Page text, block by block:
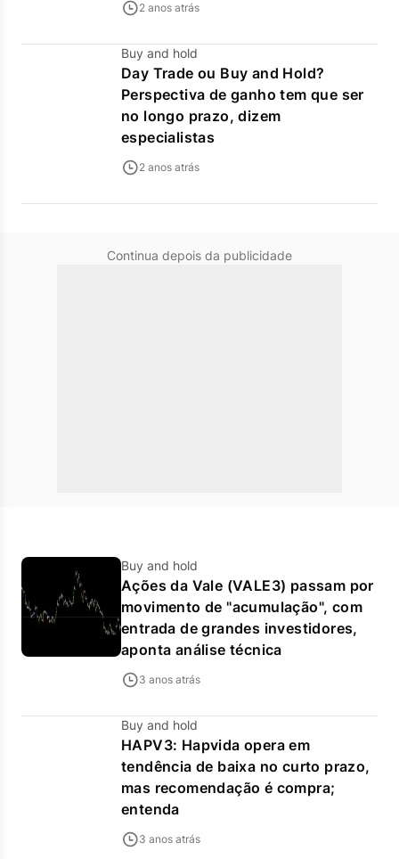
2 anos atrás
Buy and hold
Day Trade ou Buy and Hold?
Perspectiva de ganho tem que ser
no longo prazo, dizem
especialistas
2 anos atrás
Continua depois da publicidade
Buy and hold
Ações da Vale (VALE3) passam por
movimento de "acumulação", com
entrada de grandes investidores,
aponta análise técnica
3 anos atrás
Buy and hold
HAPV3: Hapvida opera em
tendência de baixa no curto prazo,
mas recomendação é compra;
entenda
3 anos atrás